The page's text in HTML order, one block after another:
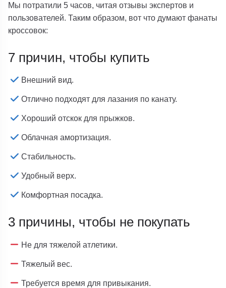
Мы потратили 5 часов, читая отзывы экспертов и
пользователей. Таким образом, вот что думают фанаты
кроссовок:
7 причин, чтобы купить
Внешний вид.
Отлично подходят для лазания по канату.
Хороший отскок для прыжков.
Облачная амортизация.
Стабильность.
Удобный верх.
Комфортная посадка.
3 причины, чтобы не покупать
Не для тяжелой атлетики.
Тяжелый вес.
Требуется время для привыкания.